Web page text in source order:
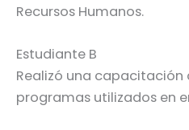
Recursos Humanos.
Estudiante B
Realizó una capacitación
programas utilizados en